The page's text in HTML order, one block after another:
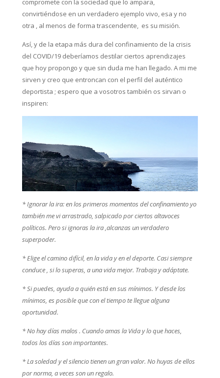
compromete con la sociedad que lo ampara,
convirtiéndose en un verdadero ejemplo vivo, esa y no
otra , al menos de forma trascendente, es su misión.
Así, y de la etapa más dura del confinamiento de la crisis
del COVID/19 deberíamos destilar ciertos aprendizajes
que hoy propongo y que sin duda me han llegado. A mi me
sirven y creo que entroncan con el perfil del auténtico
deportista ; espero que a vosotros también os sirvan o
inspiren:
* Ignorar la ira: en los primeros momentos del confinamiento yo
también me vi arrastrado, salpicado por ciertos altavoces
políticos. Pero si ignoras la ira ,alcanzas un verdadero
superpoder.
* Elige el camino difícil, en la vida y en el deporte. Casi siempre
conduce , si lo superas, a una vida mejor. Trabaja y adáptate.
* Si puedes, ayuda a quién está en sus mínimos. Y desde los
mínimos, es posible que con el tiempo te llegue alguna
oportunidad.
* No hay días malos . Cuando amas la Vida y lo que haces,
todos los días son importantes.
* La soledad y el silencio tienen un gran valor. No huyas de ellos
por norma, a veces son un regalo.